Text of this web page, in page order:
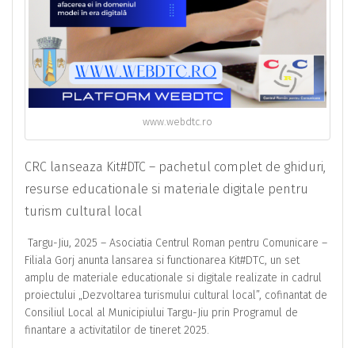
www.webdtc.ro
CRC lanseaza Kit#DTC – pachetul complet de ghiduri,
resurse educationale si materiale digitale pentru
turism cultural local
Targu-Jiu, 2025 – Asociatia Centrul Roman pentru Comunicare –
Filiala Gorj anunta lansarea si functionarea Kit#DTC, un set
amplu de materiale educationale si digitale realizate in cadrul
proiectului „Dezvoltarea turismului cultural local”, cofinantat de
Consiliul Local al Municipiului Targu-Jiu prin Programul de
finantare a activitatilor de tineret 2025.